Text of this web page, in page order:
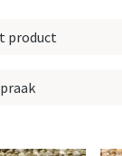
product